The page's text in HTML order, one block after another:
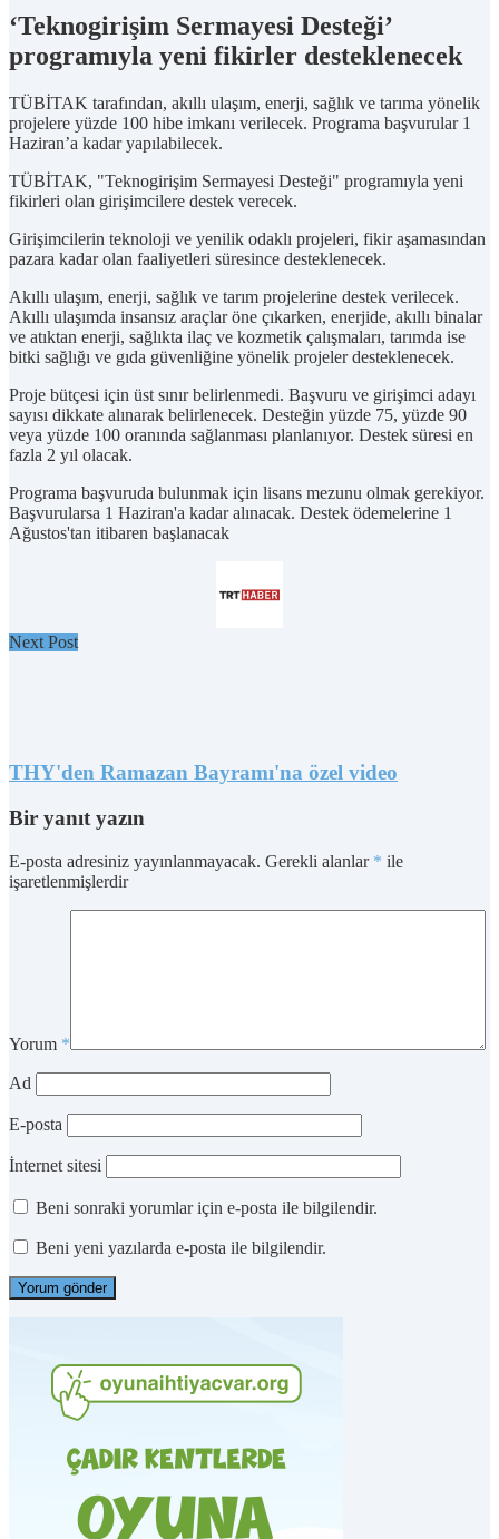
‘Teknogirişim Sermayesi Desteği’
programıyla yeni fikirler desteklenecek
TÜBİTAK tarafından, akıllı ulaşım, enerji, sağlık ve tarıma yönelik
projelere yüzde 100 hibe imkanı verilecek. Programa başvurular 1
Haziran’a kadar yapılabilecek.
TÜBİTAK, "Teknogirişim Sermayesi Desteği" programıyla yeni
fikirleri olan girişimcilere destek verecek.
Girişimcilerin teknoloji ve yenilik odaklı projeleri, fikir aşamasından
pazara kadar olan faaliyetleri süresince desteklenecek.
Akıllı ulaşım, enerji, sağlık ve tarım projelerine destek verilecek.
Akıllı ulaşımda insansız araçlar öne çıkarken, enerjide, akıllı binalar
ve atıktan enerji, sağlıkta ilaç ve kozmetik çalışmaları, tarımda ise
bitki sağlığı ve gıda güvenliğine yönelik projeler desteklenecek.
Proje bütçesi için üst sınır belirlenmedi. Başvuru ve girişimci adayı
sayısı dikkate alınarak belirlenecek. Desteğin yüzde 75, yüzde 90
veya yüzde 100 oranında sağlanması planlanıyor. Destek süresi en
fazla 2 yıl olacak.
Programa başvuruda bulunmak için lisans mezunu olmak gerekiyor.
Başvurularsa 1 Haziran'a kadar alınacak. Destek ödemelerine 1
Ağustos'tan itibaren başlanacak
Next Post
THY'den Ramazan Bayramı'na özel video
Bir yanıt yazın
E-posta adresiniz yayınlanmayacak. Gerekli alanlar * ile
işaretlenmişlerdir
Yorum *
Ad
E-posta
İnternet sitesi
Beni sonraki yorumlar için e-posta ile bilgilendir.
Beni yeni yazılarda e-posta ile bilgilendir.